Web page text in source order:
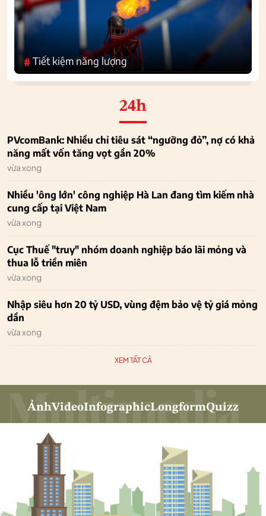
#Tiết kiệm năng lượng
24h
PVcomBank: Nhiều chỉ tiêu sát “ngưỡng đỏ”, nợ có khả
năng mất vốn tăng vọt gần 20%
vừa xong
Nhiều 'ông lớn' công nghiệp Hà Lan đang tìm kiếm nhà
cung cấp tại Việt Nam
vừa xong
Cục Thuế "truy" nhóm doanh nghiệp báo lãi mỏng và
thua lỗ triền miên
vừa xong
Nhập siêu hơn 20 tỷ USD, vùng đệm bảo vệ tỷ giá mỏng
dần
vừa xong
XEM TẤT CẢ
ẢnhVideoInfographicLongformQuizz